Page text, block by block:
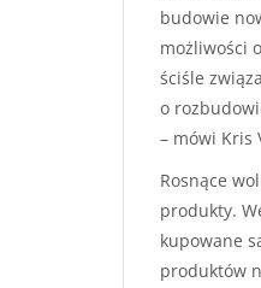
budowie
możliwości
ściśle
o
– mówi Kris
Rosnące
produkty.
kupowane
produktów